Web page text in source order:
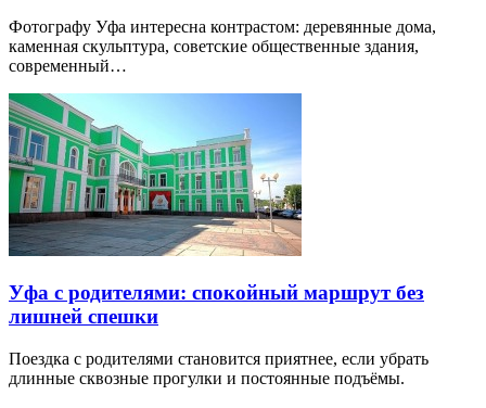
Фотографу Уфа интересна контрастом: деревянные дома,
каменная скульптура, советские общественные здания,
современный…
Уфа с родителями: спокойный маршрут без
лишней спешки
Поездка с родителями становится приятнее, если убрать
длинные сквозные прогулки и постоянные подъёмы.